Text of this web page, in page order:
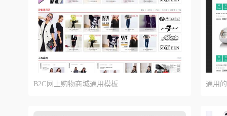
B2C网上购物商城通用模板 通用